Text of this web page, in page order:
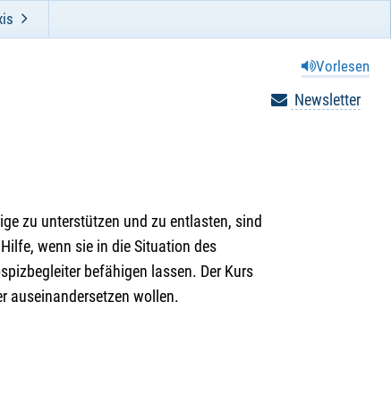
Vorlesen
Newsletter
zu unterstützen und zu entlasten, sind
wenn sie in die Situation des
befähigen lassen. Der Kurs
auseinandersetzen wollen.